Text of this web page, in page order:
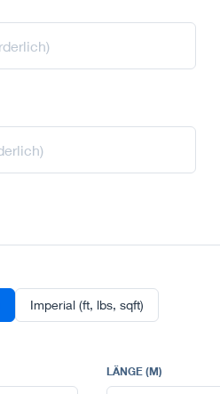
Imperial (ft, lbs, sqft)
LÄNGE (M)